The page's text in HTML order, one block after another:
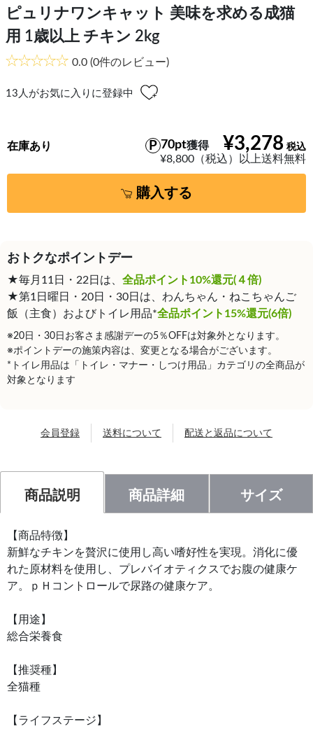
ピュリナワンキャット 美味を求める成猫
用 1歳以上 チキン 2kg
0.0 (0件のレビュー)
13 人がお気に入りに登録中
¥3,278
70pt獲得
¥8,800（税込）以上送料無料
在庫あり
購入する
おトクなポイントデー
★毎月11日・22日は、 全品ポイント10%還元(４倍)
★第1日曜日・20日・30日は、わんちゃん・ねこちゃんご
飯（主食）およびトイレ用品*全品ポイント15%還元(6倍)
※20日・30日お客さま感謝デーの5％OFFは対象外となります。
※ポイントデーの施策内容は、変更となる場合がございます。
*トイレ用品は「トイレ・マナー・しつけ用品」カテゴリの全商品が
対象となります
会員登録 送料について 配送と返品について
商品説明 商品詳細 サイズ
【商品特徴】
新鮮なチキンを贅沢に使用し高い嗜好性を実現。消化に優
れた原材料を使用し、プレバイオティクスでお腹の健康ケ
ア。ｐＨコントロールで尿路の健康ケア。
【用途】
総合栄養食
【推奨種】
全猫種
【ライフステージ】